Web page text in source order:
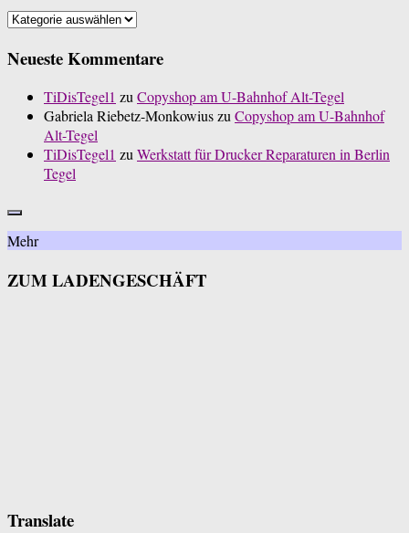
Beitrags
Neueste Kommentare
TiDisTegel1 zuCopyshop am U-Bahnhof Alt-Tegel
Gabriela Riebetz-MonkowiuszuCopyshop am U-Bahnhof
Alt-Tegel
TiDisTegel1 zuWerkstatt für Drucker Reparaturen in Berlin
Tegel
Mehr
ZUM LADENGESCHÄFT
Translate